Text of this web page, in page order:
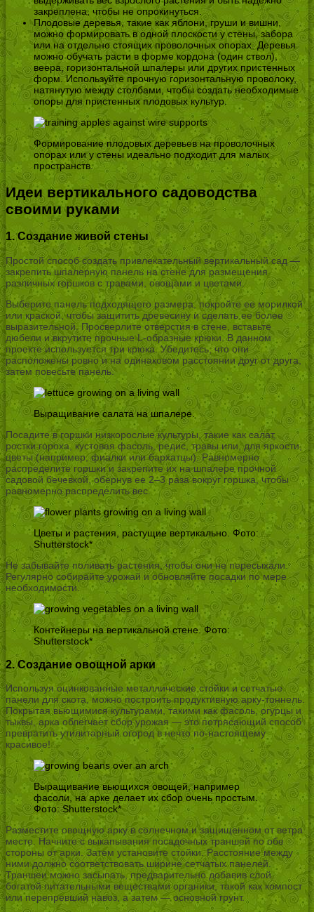
закреплена, чтобы не опрокинуться.
Плодовые деревья, такие как яблони, груши и вишни,
можно формировать в одной плоскости у стены, забора
или на отдельно стоящих проволочных опорах. Деревья
можно обучать расти в форме кордона (один ствол),
веера, горизонтальной шпалеры или других пристенных
форм. Используйте прочную горизонтальную проволоку,
натянутую между столбами, чтобы создать необходимые
опоры для пристенных плодовых культур.
Формирование плодовых деревьев на проволочных
опорах или у стены идеально подходит для малых
пространств.
Идеи вертикального садоводства
своими руками
1. Создание живой стены
Простой способ создать привлекательный вертикальный сад —
закрепить шпалерную панель на стене для размещения
различных горшков с травами, овощами и цветами.
Выберите панель подходящего размера, покройте ее морилкой
или краской, чтобы защитить древесину и сделать ее более
выразительной. Просверлите отверстия в стене, вставьте
дюбели и вкрутите прочные L-образные крюки. В данном
проекте используется три крюка. Убедитесь, что они
расположены ровно и на одинаковом расстоянии друг от друга,
затем повесьте панель.
Выращивание салата на шпалере.
Посадите в горшки низкорослые культуры, такие как салат,
ростки гороха, кустовая фасоль, редис, травы или, для яркости,
цветы (например, фиалки или бархатцы). Равномерно
распределите горшки и закрепите их на шпалере прочной
садовой бечевкой, обернув ее 2–3 раза вокруг горшка, чтобы
равномерно распределить вес.
Цветы и растения, растущие вертикально. Фото:
Shutterstock*
Не забывайте поливать растения, чтобы они не пересыхали.
Регулярно собирайте урожай и обновляйте посадки по мере
необходимости.
Контейнеры на вертикальной стене. Фото:
Shutterstock*
2. Создание овощной арки
Используя оцинкованные металлические стойки и сетчатые
панели для скота, можно построить продуктивную арку-тоннель.
Покрытая вьющимися культурами, такими как фасоль, огурцы и
тыквы, арка облегчает сбор урожая — это потрясающий способ
превратить утилитарный огород в нечто по-настоящему
красивое!
Выращивание вьющихся овощей, например
фасоли, на арке делает их сбор очень простым.
Фото: Shutterstock*
Разместите овощную арку в солнечном и защищенном от ветра
месте. Начните с выкапывания посадочных траншей по обе
стороны от арки. Затем установите стойки. Расстояние между
ними должно соответствовать ширине сетчатых панелей.
Траншеи можно засыпать, предварительно добавив слой
богатой питательными веществами органики, такой как компост
или перепревший навоз, а затем — основной грунт.